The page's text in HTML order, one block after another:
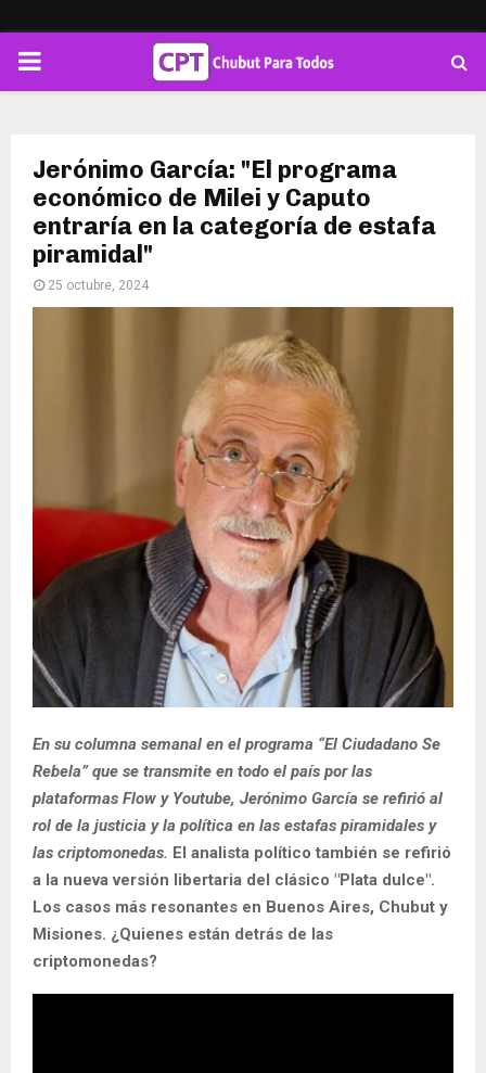
PRIMARY
Jerónimo García: "El programa
económico de Milei y Caputo
entraría en la categoría de estafa
piramidal"
25 octubre, 2024
En su columna semanal en el programa “El Ciudadano Se
Rebela” que se transmite en todo el país por las
plataformas Flow y Youtube, Jerónimo García se refirió al
rol de la justicia y la política en las estafas piramidales y
las criptomonedas. El analista político también se refirió
a la nueva versión libertaria del clásico "Plata dulce".
Los casos más resonantes en Buenos Aires, Chubut y
Misiones. ¿Quienes están detrás de las
criptomonedas?